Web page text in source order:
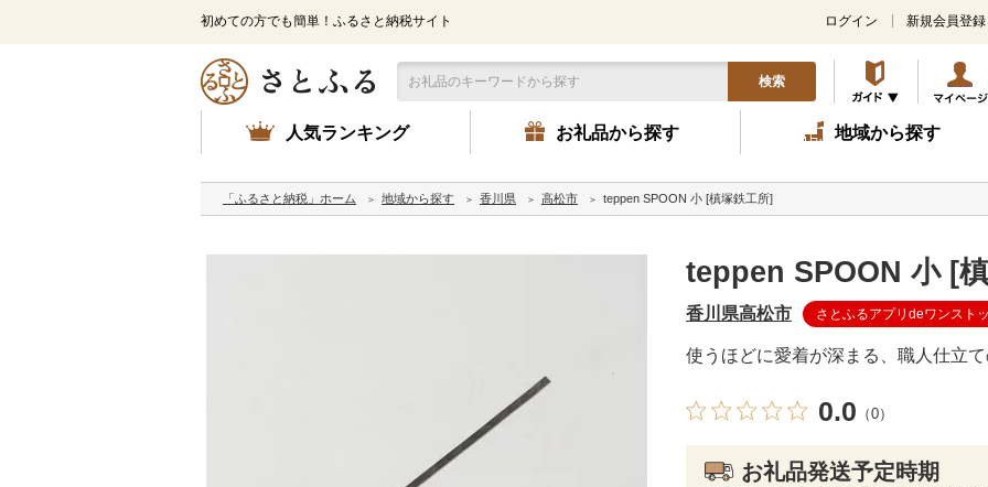
初めての方でも簡単！ふるさと納税サイト ログイン 新規会員登録
検索
人気ランキング お礼品から探す 地域から探す
「ふるさと納税」ホーム 地域から探す 香川県 高松市 teppen SPOON 小 [槙塚鉄工所]
teppen SPOON 小 [
香川県高松市 さとふるアプリdeワンスト
使うほどに愛着が深まる、職人仕立
0.0 （0）
お礼品発送予定時期